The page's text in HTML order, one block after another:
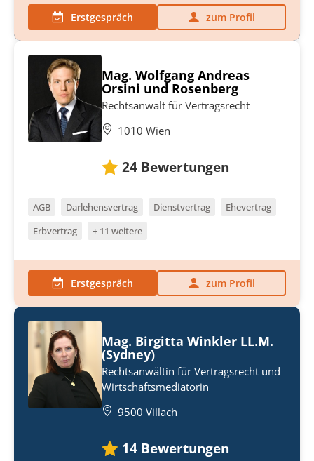
Erstgespräch zum Profil
Mag. Wolfgang Andreas
Orsini und Rosenberg
Rechtsanwalt für Vertragsrecht
1010 Wien
24 Bewertungen
AGB Darlehensvertrag Dienstvertrag
Ehevertrag
Erbvertrag
+ 11 weitere
Erstgespräch zum Profil
Mag. Birgitta Winkler LL.M.
(Sydney)
Rechtsanwältin für Vertragsrecht und
Wirtschaftsmediatorin
9500 Villach
14 Bewertungen